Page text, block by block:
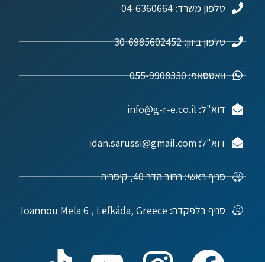
טלפון משרד: 04-6360664
טלפון ביוון: 30-6985602452
וואטסאפ: 055-9908330
דוא"ל: info@g-r-e.co.il
דוא"ל: idan.sarussi@gmail.com
סניף ראשי: רחוב הדר 40, קיסריה
סניף בלפקדה: Ioannou Mela 6 , Lefkáda, Greece